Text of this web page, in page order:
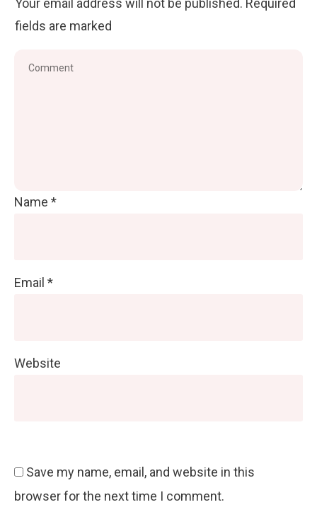
Your email address will not be published. Required
fields are marked
Name *
Email *
Website
Save my name, email, and website in this
browser for the next time I comment.